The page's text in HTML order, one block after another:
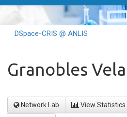
DSpace-CRIS @ ANLIS
Granobles
Network Lab View Statistics